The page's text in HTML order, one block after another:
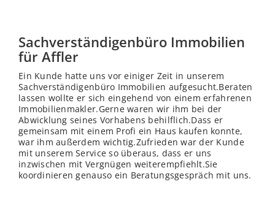
Sachverständigenbüro Immobilien
für Affler
Ein Kunde hatte uns vor einiger Zeit in unserem
Sachverständigenbüro Immobilien aufgesucht.Beraten
lassen wollte er sich eingehend von einem erfahrenen
Immobilienmakler.Gerne waren wir ihm bei der
Abwicklung seines Vorhabens behilflich.Dass er
gemeinsam mit einem Profi ein Haus kaufen konnte,
war ihm außerdem wichtig.Zufrieden war der Kunde
mit unserem Service so überaus, dass er uns
inzwischen mit Vergnügen weiterempfiehlt.Sie
koordinieren genauso ein Beratungsgespräch mit uns.